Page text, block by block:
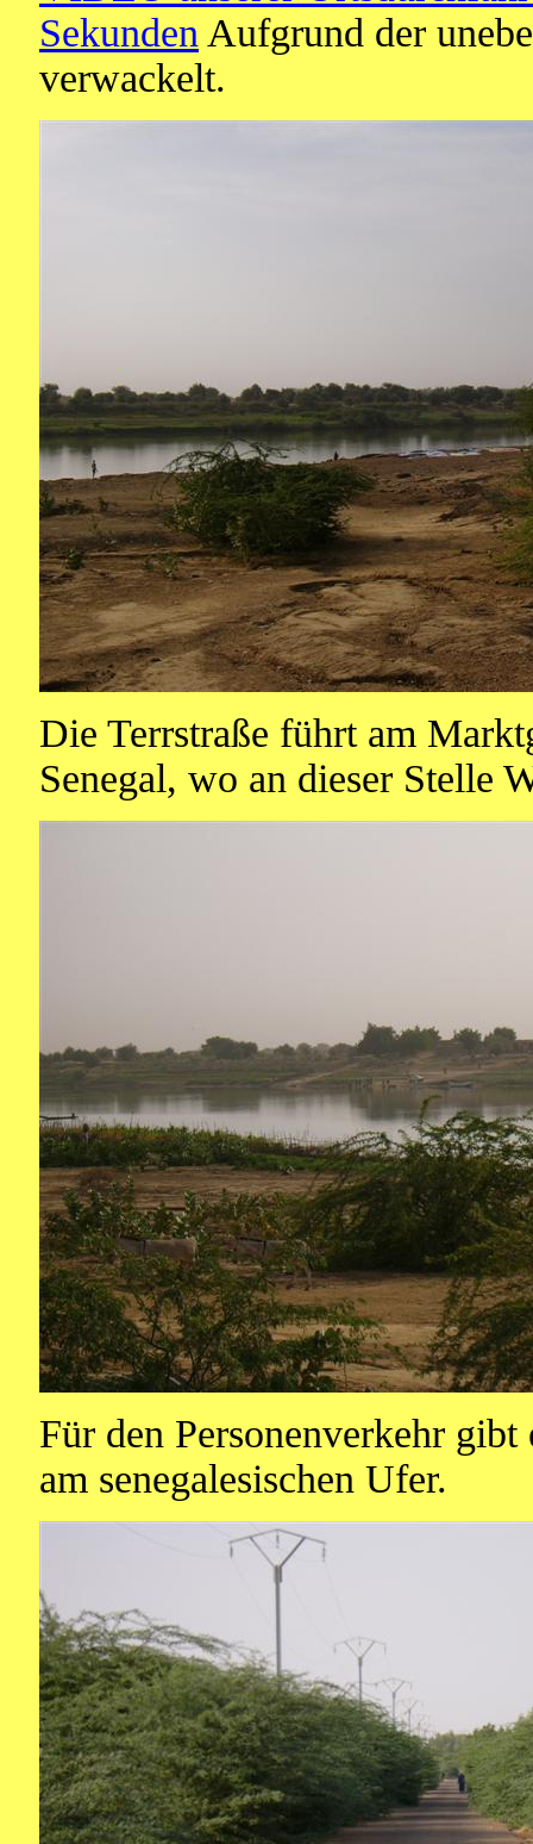
Sekunden Aufgrund der
verwackelt.
Die Terrstraße führt am
Senegal, wo an dieser Stelle
Für den Personenverkehr
am senegalesischen Ufer.